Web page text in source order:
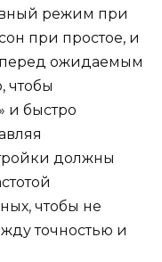
режим при
при простое, и
перед ожидаемым
чтобы
и быстро
должны
чтобы не
точностью и